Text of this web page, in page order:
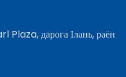
дарога Ілань, раён